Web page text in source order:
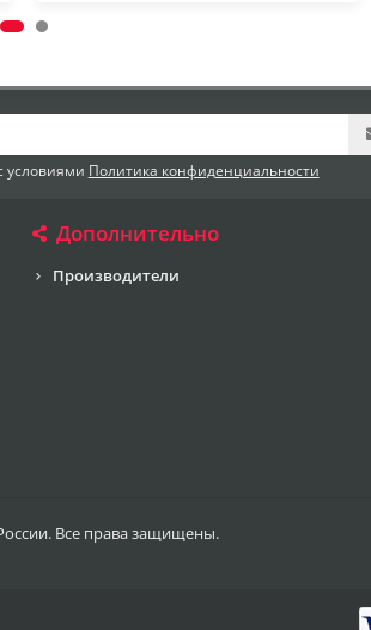
условиями Политика конфиденциальности
Дополнительно
Производители
Все права защищены.